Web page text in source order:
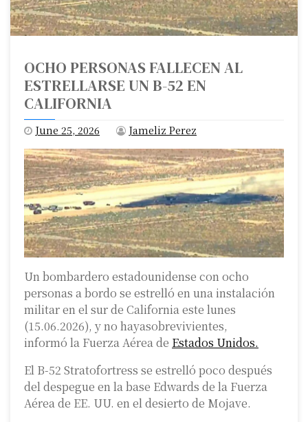
OCHO PERSONAS FALLECEN AL
ESTRELLARSE UN B-52 EN
CALIFORNIA
June 25, 2026 Jameliz Perez
Un bombardero estadounidense con ocho
personas a bordo se estrelló en una instalación
militar en el sur de California este lunes
(15.06.2026), y no hayasobrevivientes,
informó la Fuerza Aérea de Estados Unidos.
El B-52 Stratofortress se estrelló poco después
del despegue en la base Edwards de la Fuerza
Aérea de EE. UU. en el desierto de Mojave.